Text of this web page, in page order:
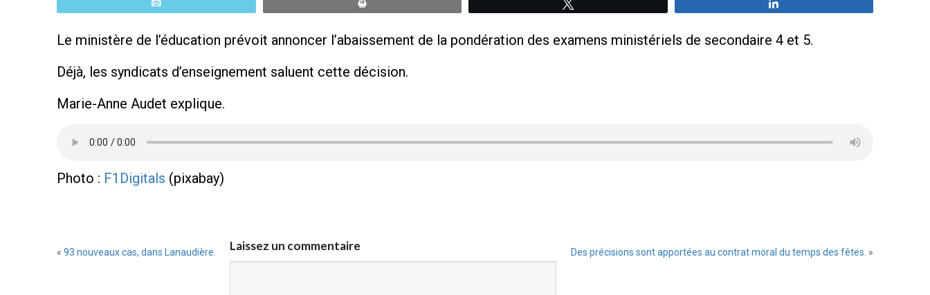
Le ministère de l’éducation prévoit annoncer l’abaissement de la pondération des examens ministériels de secondaire 4 et 5.
Déjà, les syndicats d’enseignement saluent cette décision.
Marie-Anne Audet explique.
Photo : F1Digitals (pixabay)
« 93 nouveaux cas, dans Lanaudière. Des précisions sont apportées au contrat moral du temps des fêtes. »
Laissez un commentaire